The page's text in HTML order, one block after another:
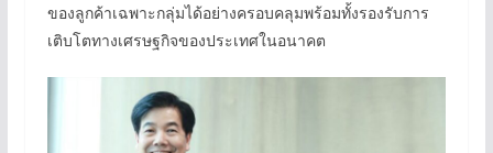
ของลูกค้าเฉพาะกลุ่มได้อย่างครอบคลุมพร้อมทั้งรองรับการ
เติบโตทางเศรษฐกิจของประเทศในอนาคต